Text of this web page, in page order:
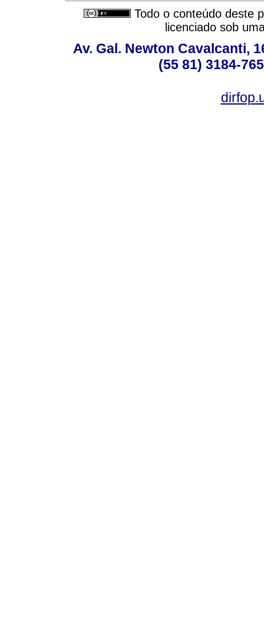
Todo o conteúdo deste
licenciado sob
Av. Gal. Newton Cavalcanti,
(55 81) 3184-